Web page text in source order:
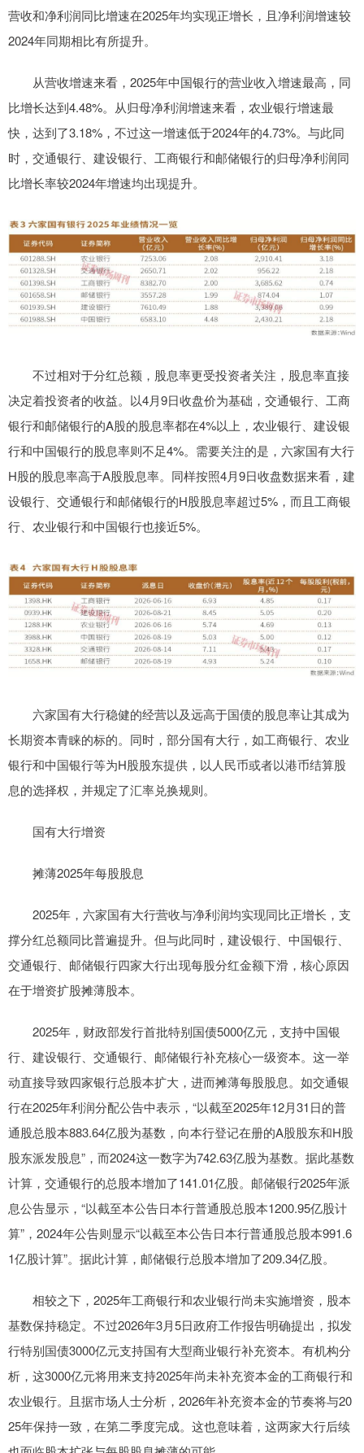
营收和净利润同比增速在2025年均实现正增长，且净利润增速较
2024年同期相比有所提升。
从营收增速来看，2025年中国银行的营业收入增速最高，同
比增长达到4.48%。从归母净利润增速来看，农业银行增速最
快，达到了3.18%，不过这一增速低于2024年的4.73%。与此同
时，交通银行、建设银行、工商银行和邮储银行的归母净利润同
比增长率较2024年增速均出现提升。
不过相对于分红总额，股息率更受投资者关注，股息率直接
决定着投资者的收益。以4月9日收盘价为基础，交通银行、工商
银行和邮储银行的A股的股息率都在4%以上，农业银行、建设银
行和中国银行的股息率则不足4%。需要关注的是，六家国有大行
H股的股息率高于A股股息率。同样按照4月9日收盘数据来看，建
设银行、交通银行和邮储银行的H股股息率超过5%，而且工商银
行、农业银行和中国银行也接近5%。
六家国有大行稳健的经营以及远高于国债的股息率让其成为
长期资本青睐的标的。同时，部分国有大行，如工商银行、农业
银行和中国银行等为H股股东提供，以人民币或者以港币结算股
息的选择权，并规定了汇率兑换规则。
国有大行增资
摊薄2025年每股股息
2025年，六家国有大行营收与净利润均实现同比正增长，支
撑分红总额同比普遍提升。但与此同时，建设银行、中国银行、
交通银行、邮储银行四家大行出现每股分红金额下滑，核心原因
在于增资扩股摊薄股本。
2025年，财政部发行首批特别国债5000亿元，支持中国银
行、建设银行、交通银行、邮储银行补充核心一级资本。这一举
动直接导致四家银行总股本扩大，进而摊薄每股股息。如交通银
行在2025年利润分配公告中表示，“以截至2025年12月31日的普
通股总股本883.64亿股为基数，向本行登记在册的A股股东和H股
股东派发股息”，而2024这一数字为742.63亿股为基数。据此基数
计算，交通银行的总股本增加了141.01亿股。邮储银行2025年派
息公告显示，“以截至本公告日本行普通股总股本1200.95亿股计
算”，2024年公告则显示“以截至本公告日本行普通股总股本991.6
1亿股计算”。据此计算，邮储银行总股本增加了209.34亿股。
相较之下，2025年工商银行和农业银行尚未实施增资，股本
基数保持稳定。不过2026年3月5日政府工作报告明确提出，拟发
行特别国债3000亿元支持国有大型商业银行补充资本。有机构分
析，这3000亿元将用来支持2025年尚未补充资本金的工商银行和
农业银行。且据市场人士分析，2026年补充资本金的节奏将与20
25年保持一致，在第二季度完成。这也意味着，这两家大行后续